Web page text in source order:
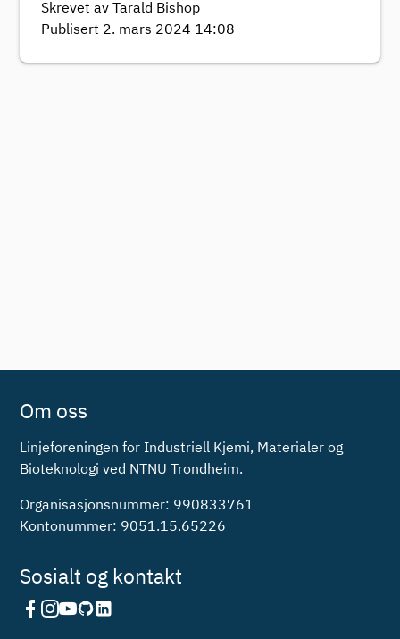
Skrevet av Tarald Bishop
Publisert 2. mars 2024 14:08
Om oss
Linjeforeningen for Industriell Kjemi, Materialer og
Bioteknologi ved NTNU Trondheim.
Organisasjonsnummer: 990833761
Kontonummer: 9051.15.65226
Sosialt og kontakt